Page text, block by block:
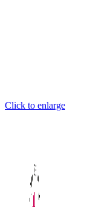
Click to enlarge